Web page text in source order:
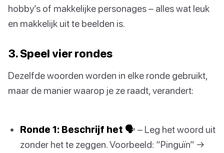
hobby’s of makkelijke personages – alles wat leuk
en makkelijk uit te beelden is.
3. Speel vier rondes
Dezelfde woorden worden in elke ronde gebruikt,
maar de manier waarop je ze raadt, verandert:
Ronde 1: Beschrijf het 🗣️ – Leg het woord uit
zonder het te zeggen. Voorbeeld: “Pinguïn” →